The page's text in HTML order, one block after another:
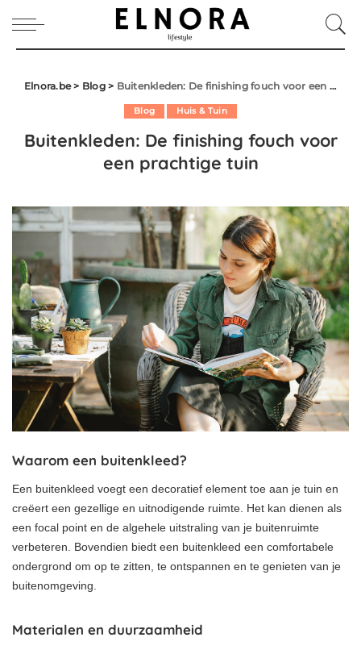
Elnora.be> Blog> Buitenkleden: De finishing fouch voor een prachtige tuin
Blog Huis & Tuin
Buitenkleden: De finishing fouch voor
een prachtige tuin
Waarom een buitenkleed?
Een buitenkleed voegt een decoratief element toe aan je tuin en
creëert een gezellige en uitnodigende ruimte. Het kan dienen als
een focal point en de algehele uitstraling van je buitenruimte
verbeteren. Bovendien biedt een buitenkleed een comfortabele
ondergrond om op te zitten, te ontspannen en te genieten van je
buitenomgeving.
Materialen en duurzaamheid